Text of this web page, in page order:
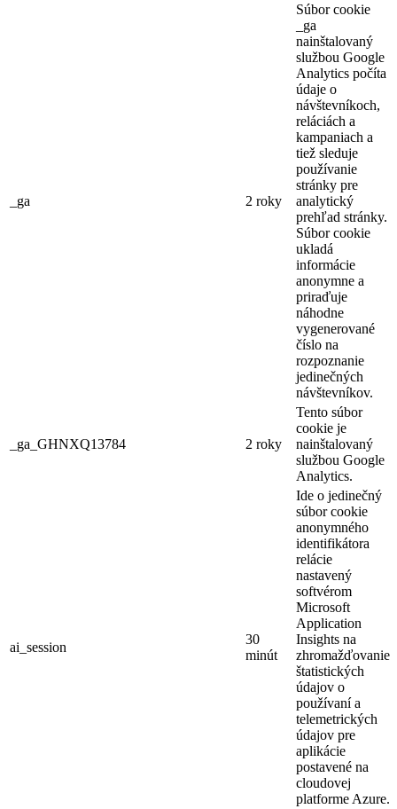
_ga 2 roky
Súbor cookie
_ga
nainštalovaný
službou Google
Analytics počíta
údaje o
návštevníkoch,
reláciách a
kampaniach a
tiež sleduje
používanie
stránky pre
analytický
prehľad stránky.
Súbor cookie
ukladá
informácie
anonymne a
priraďuje
náhodne
vygenerované
číslo na
rozpoznanie
jedinečných
návštevníkov.
_ga_GHNXQ13784 2 roky
Tento súbor
cookie je
nainštalovaný
službou Google
Analytics.
ai_session
30
minút
Ide o jedinečný
súbor cookie
anonymného
identifikátora
relácie
nastavený
softvérom
Microsoft
Application
Insights na
zhromažďovanie
štatistických
údajov o
používaní a
telemetrických
údajov pre
aplikácie
postavené na
cloudovej
platforme Azure.